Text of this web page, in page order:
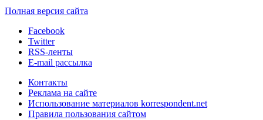
Полная версия сайта
Facebook
Twitter
RSS-ленты
E-mail рассылка
Контакты
Реклама на сайте
Использование материалов korrespondent.net
Правила пользования сайтом